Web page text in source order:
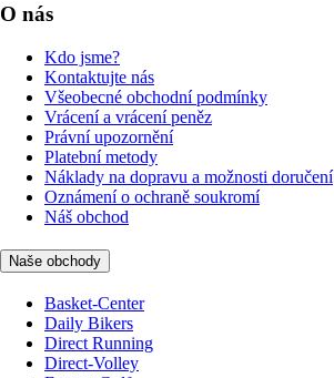
O nás
Kdo jsme?
Kontaktujte nás
Všeobecné obchodní podmínky
Vrácení a vrácení peněz
Právní upozornění
Platební metody
Náklady na dopravu a možnosti doručení
Oznámení o ochraně soukromí
Náš obchod
Naše obchody
Basket-Center
Daily Bikers
Direct Running
Direct-Volley